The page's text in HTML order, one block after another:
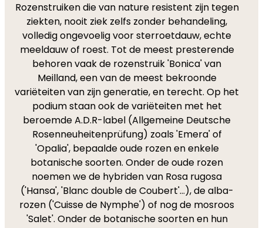
Rozenstruiken die van nature resistent zijn tegen
ziekten, nooit ziek zelfs zonder behandeling,
volledig ongevoelig voor sterroetdauw, echte
meeldauw of roest. Tot de meest presterende
behoren vaak de rozenstruik 'Bonica' van
Meilland, een van de meest bekroonde
variëteiten van zijn generatie, en terecht. Op het
podium staan ook de variëteiten met het
beroemde A.D.R-label (Allgemeine Deutsche
Rosenneuheitenprüfung) zoals 'Emera' of
'Opalia', bepaalde oude rozen en enkele
botanische soorten. Onder de oude rozen
noemen we de hybriden van Rosa rugosa
('Hansa', 'Blanc double de Coubert'...), de alba-
rozen ('Cuisse de Nymphe') of nog de mosroos
'Salet'. Onder de botanische soorten en hun